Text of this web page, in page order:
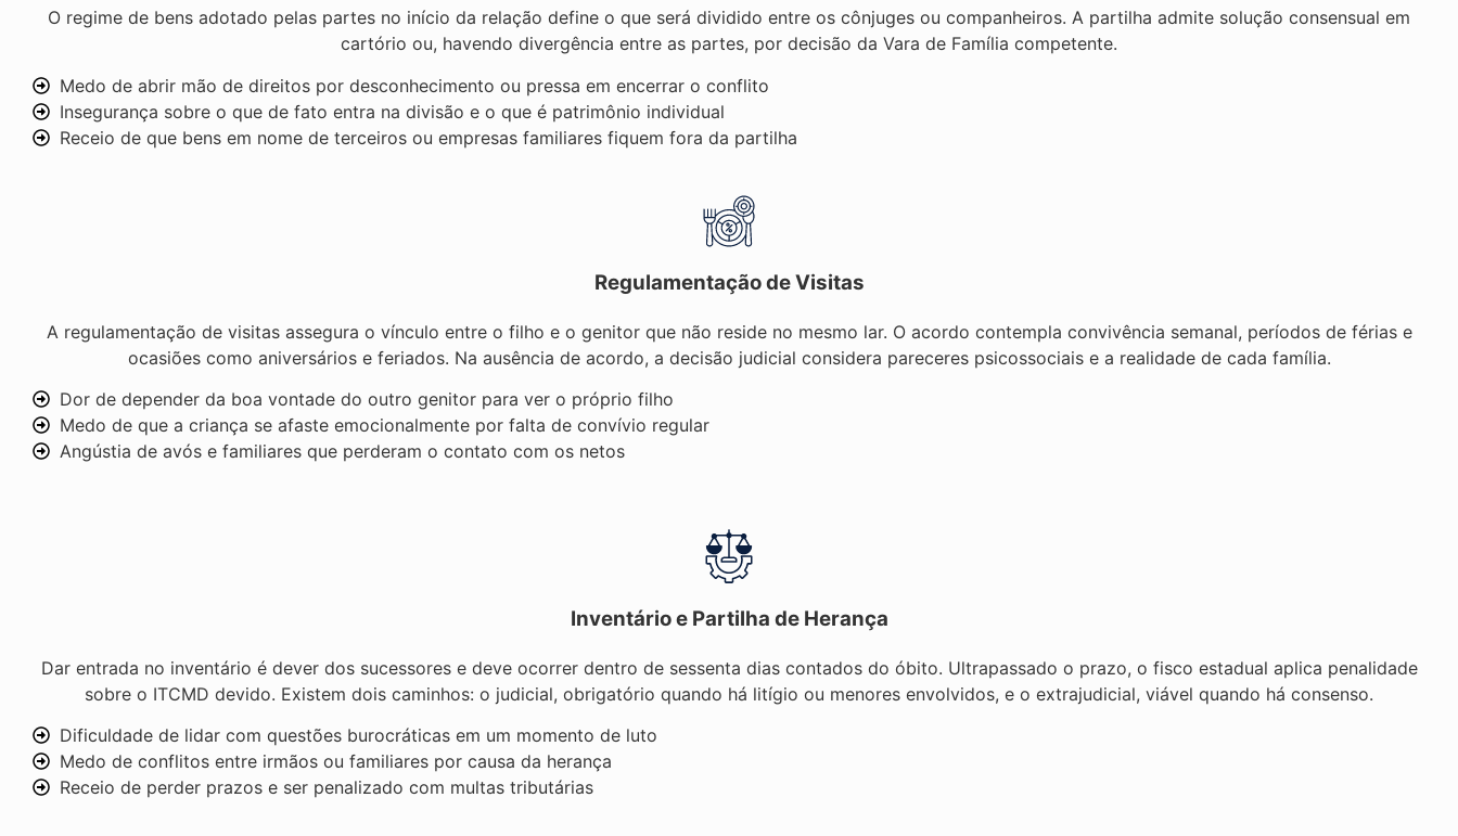
O regime de bens adotado pelas partes no início da relação define o que será dividido entre os cônjuges ou companheiros. A partilha admite solução consensual em
cartório ou, havendo divergência entre as partes, por decisão da Vara de Família competente.
Medo de abrir mão de direitos por desconhecimento ou pressa em encerrar o conflito
Insegurança sobre o que de fato entra na divisão e o que é patrimônio individual
Receio de que bens em nome de terceiros ou empresas familiares fiquem fora da partilha
Regulamentação de Visitas
A regulamentação de visitas assegura o vínculo entre o filho e o genitor que não reside no mesmo lar. O acordo contempla convivência semanal, períodos de férias e
ocasiões como aniversários e feriados. Na ausência de acordo, a decisão judicial considera pareceres psicossociais e a realidade de cada família.
Dor de depender da boa vontade do outro genitor para ver o próprio filho
Medo de que a criança se afaste emocionalmente por falta de convívio regular
Angústia de avós e familiares que perderam o contato com os netos
Inventário e Partilha de Herança
Dar entrada no inventário é dever dos sucessores e deve ocorrer dentro de sessenta dias contados do óbito. Ultrapassado o prazo, o fisco estadual aplica penalidade
sobre o ITCMD devido. Existem dois caminhos: o judicial, obrigatório quando há litígio ou menores envolvidos, e o extrajudicial, viável quando há consenso.
Dificuldade de lidar com questões burocráticas em um momento de luto
Medo de conflitos entre irmãos ou familiares por causa da herança
Receio de perder prazos e ser penalizado com multas tributárias